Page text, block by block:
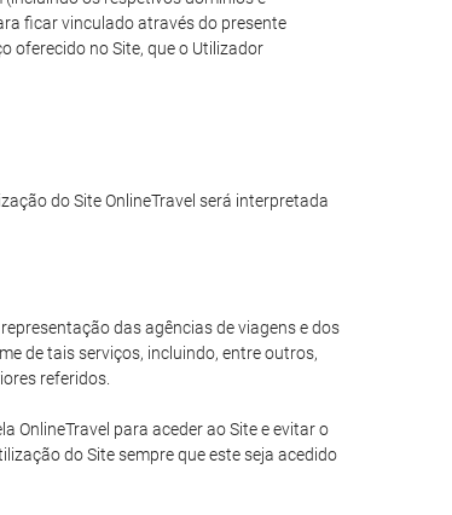
ficar vinculado através do presente
oferecido no Site, que o Utilizador
do Site OnlineTravel será interpretada
das agências de viagens e dos
de tais serviços, incluindo, entre outros,
referidos.
OnlineTravel para aceder ao Site e evitar o
do Site sempre que este seja acedido